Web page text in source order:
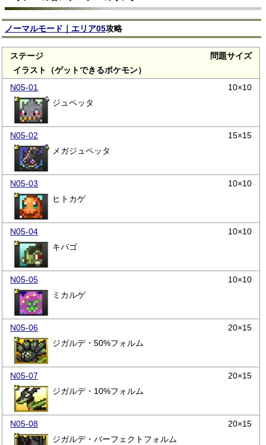
ノーマルモード｜エリア05攻略
ステージ
問題サイズ
イラスト（ゲットできるポケモン）
N05-01
10×10
ジュペッタ
N05-02
15×15
メガジュペッタ
N05-03
10×10
ヒトカゲ
N05-04
10×10
キバゴ
N05-05
10×10
ミカルゲ
N05-06
20×15
ジガルデ・50%フォルム
N05-07
20×15
ジガルデ・10%フォルム
N05-08
20×15
ジガルデ・パーフェクトフォルム